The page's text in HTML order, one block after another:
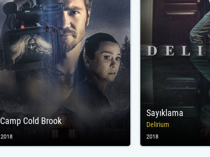
Camp Cold Brook
2018
Sayıklama
Delirium
2018